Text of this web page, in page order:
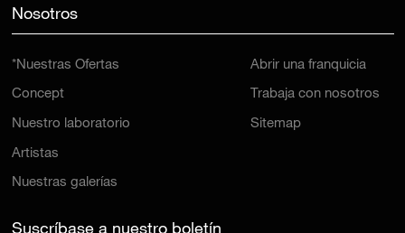
Nosotros
*Nuestras Ofertas
Concept
Nuestro laboratorio
Artistas
Nuestras galerías
Abrir una franquicia
Trabaja con nosotros
Sitemap